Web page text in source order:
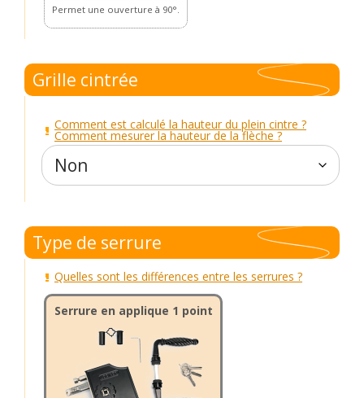
Permet une ouverture à 90°.
Grille cintrée
Comment est calculé la hauteur du plein cintre ?
Comment mesurer la hauteur de la flèche ?
Type de serrure
Quelles sont les différences entre les serrures ?
Serrure en applique 1 point